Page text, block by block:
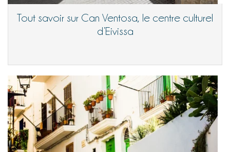
Tout savoir sur Can Ventosa, le centre culturel
d’Eivissa